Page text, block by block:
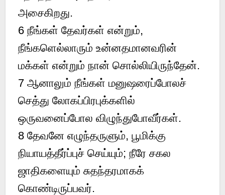
அசைகிறது.
6நீங்கள் தேவர்கள் என்றும்,
நீங்களெல்லாரும் உன்னதமானவரின்
மக்கள் என்றும் நான் சொல்லியிருந்தேன்.
7ஆனாலும் நீங்கள் மனுஷரைப்போலச்
செத்து லோகப்பிரபுக்களில்
ஒருவனைப்போல விழுந்துபோவீர்கள்.
8தேவனே எழுந்தருளும், பூமிக்கு
நியாயத்தீர்ப்புச் செய்யும்; நீரே சகல
ஜாதிகளையும் சுதந்தரமாகக்
கொண்டிருப்பவர்.